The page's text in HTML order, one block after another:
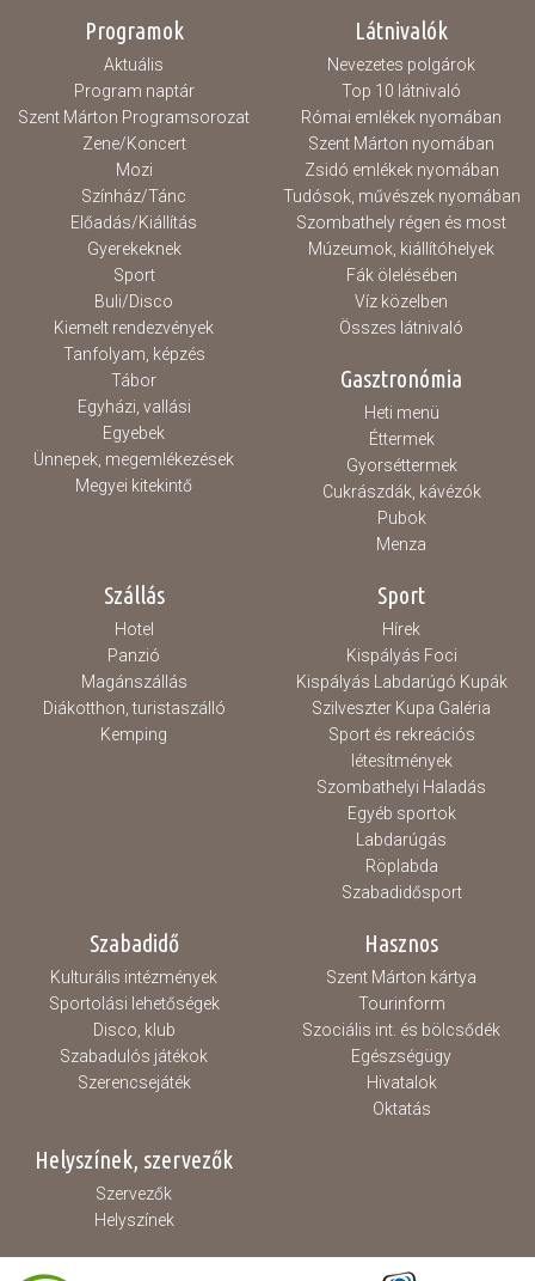
Programok
Aktuális
Program naptár
Szent Márton Programsorozat
Zene/Koncert
Mozi
Színház/Tánc
Előadás/Kiállítás
Gyerekeknek
Sport
Buli/Disco
Kiemelt rendezvények
Tanfolyam, képzés
Tábor
Egyházi, vallási
Egyebek
Ünnepek, megemlékezések
Megyei kitekintő
Látnivalók
Nevezetes polgárok
Top 10 látnivaló
Római emlékek nyomában
Szent Márton nyomában
Zsidó emlékek nyomában
Tudósok, művészek nyomában
Szombathely régen és most
Múzeumok, kiállítóhelyek
Fák ölelésében
Víz közelben
Összes látnivaló
Gasztronómia
Heti menü
Éttermek
Gyorséttermek
Cukrászdák, kávézók
Pubok
Menza
Szállás
Hotel
Panzió
Magánszállás
Diákotthon, turistaszálló
Kemping
Sport
Hírek
Kispályás Foci
Kispályás Labdarúgó Kupák
Szilveszter Kupa Galéria
Sport és rekreációs
létesítmények
Szombathelyi Haladás
Egyéb sportok
Labdarúgás
Röplabda
Szabadidősport
Szabadidő
Kulturális intézmények
Sportolási lehetőségek
Disco, klub
Szabadulós játékok
Szerencsejáték
Hasznos
Szent Márton kártya
Tourinform
Szociális int. és bölcsődék
Egészségügy
Hivatalok
Oktatás
Helyszínek, szervezők
Szervezők
Helyszínek